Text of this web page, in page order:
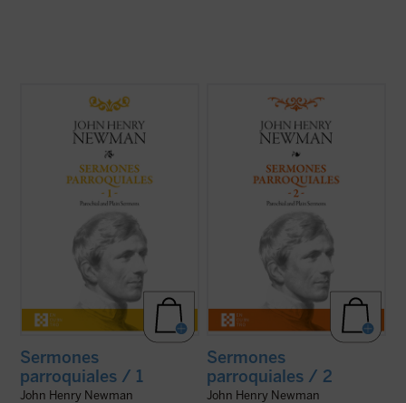
Desde su ordenación como pastor
anglicano hasta su muerte como cardenal
católico, la figura de Newman no deja de
sorprender por la coherencia de su
trayectoria. En estosSermones
, un clásico de la espiritualidad
(ver ficha)
Sermones
parroquiales / 1
John Henry Newman
En estos treinta y dos sermones, John
Henry Newman vuelve a poner de
manifiesto su fuerza, frescura y audacia.
Fuerza en la verdad de su mensaje, que es
el mensaje de Dios; frescura en la palabra,
con un lenguaje cercano y familiar que se
(ver ficha)
Sermones
parroquiales / 2
John Henry Newman